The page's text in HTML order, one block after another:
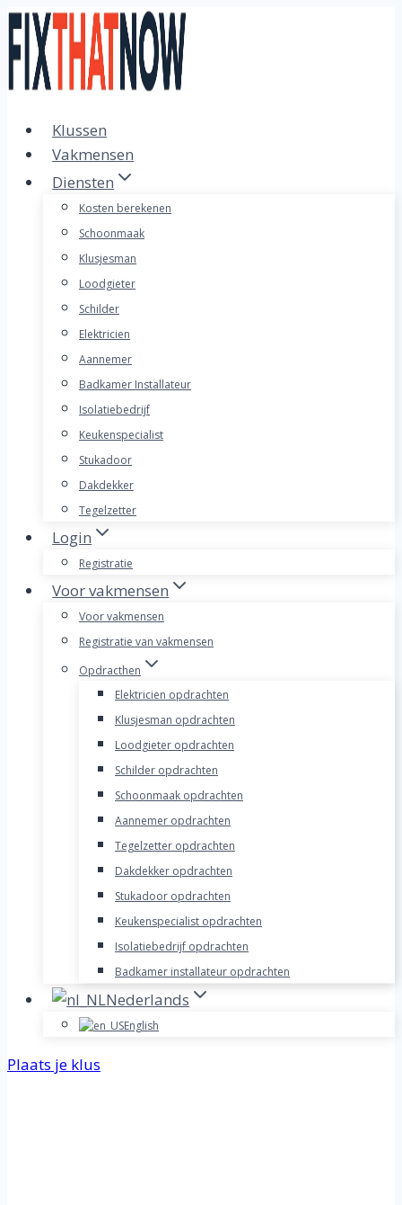
Doorgaan
naar
inhoud
Klussen
Vakmensen
Diensten
Kosten berekenen
Schoonmaak
Klusjesman
Loodgieter
Schilder
Elektricien
Aannemer
Badkamer Installateur
Isolatiebedrijf
Keukenspecialist
Stukadoor
Dakdekker
Tegelzetter
Login
Registratie
Voor vakmensen
Voor vakmensen
Registratie van vakmensen
Opdracthen
Elektricien opdrachten
Klusjesman opdrachten
Loodgieter opdrachten
Schilder opdrachten
Schoonmaak opdrachten
Aannemer opdrachten
Tegelzetter opdrachten
Dakdekker opdrachten
Stukadoor opdrachten
Keukenspecialist opdrachten
Isolatiebedrijf opdrachten
Badkamer installateur opdrachten
Nederlands
English
Plaats je klus